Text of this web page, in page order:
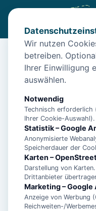
Start
26757
Wir nutzen
betreiben.
Ihrer Einwilligung
auswählen.
Notwendig
Technisch erforderlich
Ihrer Cookie-
Statistik – Google
Anonymisierte
Speicherdauer der
Karten –
Darstellung von
Drittanbieter
Marketing – Google
Anzeige von Werbung
Reichweiten-/